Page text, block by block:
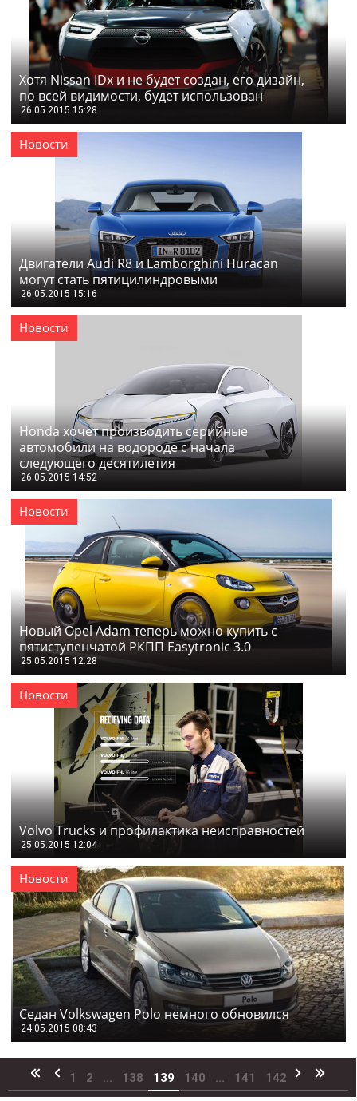
Хотя Nissan IDx и не будет создан, его дизайн,
по всей видимости, будет использован
26.05.2015 15:28
Новости
Двигатели Audi R8 и Lamborghini Huracan
могут стать пятицилиндровыми
26.05.2015 15:16
Новости
Honda хочет производить серийные
автомобили на водороде с начала
следующего десятилетия
26.05.2015 14:52
Новости
Новый Opel Adam теперь можно купить с
пятиступенчатой РКПП Easytronic 3.0
25.05.2015 12:28
Новости
Volvo Trucks и профилактика неисправностей
25.05.2015 12:04
Новости
Седан Volkswagen Polo немного обновился
24.05.2015 08:43
1 2 ... 138 139 140 ... 141 142